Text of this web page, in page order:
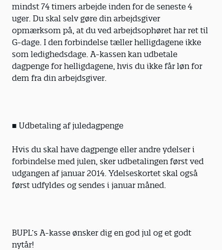
mindst 74 timers arbejde inden for de seneste 4
uger. Du skal selv gøre din arbejdsgiver
opmærksom på, at du ved arbejdsophøret har ret til
G-dage. I den forbindelse tæller helligdagene ikke
som ledighedsdage. A-kassen kan udbetale
dagpenge for helligdagene, hvis du ikke får løn for
dem fra din arbejdsgiver.
■ Udbetaling af juledagpenge
Hvis du skal have dagpenge eller andre ydelser i
forbindelse med julen, sker udbetalingen først ved
udgangen af januar 2014. Ydelseskortet skal også
først udfyldes og sendes i januar måned.
BUPL’s A-kasse ønsker dig en god jul og et godt
nytår!